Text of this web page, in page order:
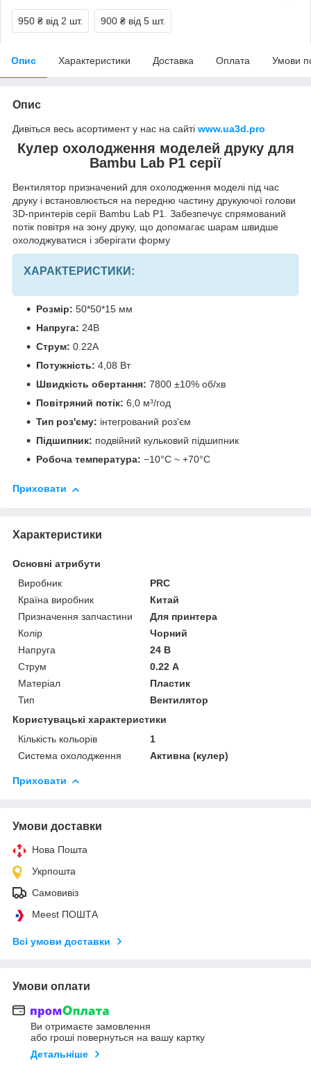
950 ₴ від 2 шт. 900 ₴ від 5 шт.
Опис Характеристики Доставка Оплата Умови
Опис
Дивіться весь асортимент у нас на сайті www.ua3d.pro
Кулер охолодження моделей друку для
Bambu Lab P1 серії
Вентилятор призначений для охолодження моделі під час
друку і встановлюється на передню частину друкуючої голови
3D-принтерів серії Bambu Lab P1. Забезпечує спрямований
потік повітря на зону друку, що допомагає шарам швидше
охолоджуватися і зберігати форму
ХАРАКТЕРИСТИКИ:
Розмір: 50*50*15 мм
Напруга: 24В
Струм: 0.22A
Потужність: 4,08 Вт
Швидкість обертання: 7800 ±10% об/хв
Повітряний потік: 6,0 м³/год
Тип роз'єму: інтегрований роз'єм
Підшипник: подвійний кульковий підшипник
Робоча температура: −10°C ~ +70°C
Приховати
Характеристики
Основні атрибути
Виробник
PRC
Країна виробник
Китай
Призначення запчастини
Для принтера
Колір
Чорний
Напруга
24 В
Струм
0.22 А
Матеріал
Пластик
Тип
Вентилятор
Користувацькі характеристики
Кількість кольорів
1
Система охолодження
Активна (кулер)
Приховати
Умови доставки
Нова Пошта
Укрпошта
Самовивіз
Meest ПОШТА
Всі умови доставки
Умови оплати
Ви отримаєте замовлення
або гроші повернуться на вашу картку
Детальніше